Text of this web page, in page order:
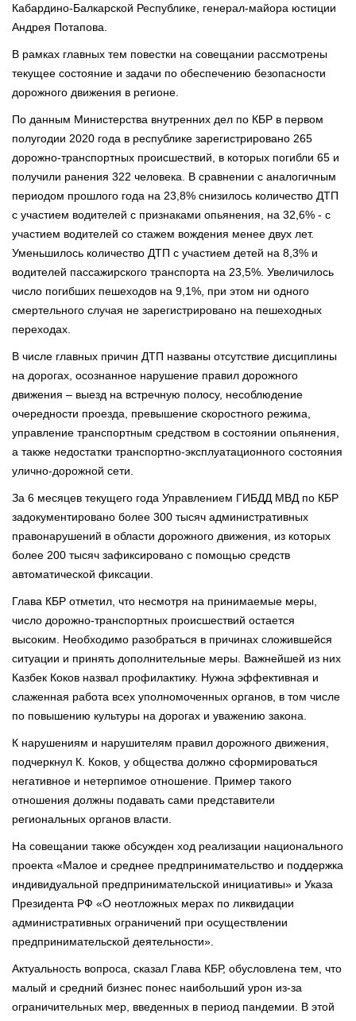
Кабардино-Балкарской Республике, генерал-майора юстиции
Андрея Потапова.
В рамках главных тем повестки на совещании рассмотрены
текущее состояние и задачи по обеспечению безопасности
дорожного движения в регионе.
По данным Министерства внутренних дел по КБР в первом
полугодии 2020 года в республике зарегистрировано 265
дорожно-транспортных происшествий, в которых погибли 65 и
получили ранения 322 человека. В сравнении с аналогичным
периодом прошлого года на 23,8% снизилось количество ДТП
с участием водителей с признаками опьянения, на 32,6% - с
участием водителей со стажем вождения менее двух лет.
Уменьшилось количество ДТП с участием детей на 8,3% и
водителей пассажирского транспорта на 23,5%. Увеличилось
число погибших пешеходов на 9,1%, при этом ни одного
смертельного случая не зарегистрировано на пешеходных
переходах.
В числе главных причин ДТП названы отсутствие дисциплины
на дорогах, осознанное нарушение правил дорожного
движения – выезд на встречную полосу, несоблюдение
очередности проезда, превышение скоростного режима,
управление транспортным средством в состоянии опьянения,
а также недостатки транспортно-эксплуатационного состояния
улично-дорожной сети.
За 6 месяцев текущего года Управлением ГИБДД МВД по КБР
задокументировано более 300 тысяч административных
правонарушений в области дорожного движения, из которых
более 200 тысяч зафиксировано с помощью средств
автоматической фиксации.
Глава КБР отметил, что несмотря на принимаемые меры,
число дорожно-транспортных происшествий остается
высоким. Необходимо разобраться в причинах сложившейся
ситуации и принять дополнительные меры. Важнейшей из них
Казбек Коков назвал профилактику. Нужна эффективная и
слаженная работа всех уполномоченных органов, в том числе
по повышению культуры на дорогах и уважению закона.
К нарушениям и нарушителям правил дорожного движения,
подчеркнул К. Коков, у общества должно сформироваться
негативное и нетерпимое отношение. Пример такого
отношения должны подавать сами представители
региональных органов власти.
На совещании также обсужден ход реализации национального
проекта «Малое и среднее предпринимательство и поддержка
индивидуальной предпринимательской инициативы» и Указа
Президента РФ «О неотложных мерах по ликвидации
административных ограничений при осуществлении
предпринимательской деятельности».
Актуальность вопроса, сказал Глава КБР, обусловлена тем, что
малый и средний бизнес понес наибольший урон из-за
ограничительных мер, введенных в период пандемии. В этой